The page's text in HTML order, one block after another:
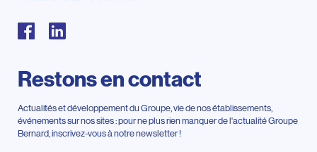
Restons en contact
Actualités et développement du Groupe, vie de nos établissements,
événements sur nos sites : pour ne plus rien manquer de l'actualité Groupe
Bernard, inscrivez-vous à notre newsletter !